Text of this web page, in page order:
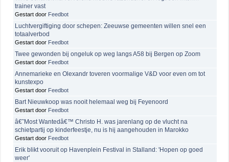
trainer vast
Gestart door Feedbot
Luchtvergiftiging door schepen: Zeeuwse gemeenten willen snel een
totaalverbod
Gestart door Feedbot
Twee gewonden bij ongeluk op weg langs A58 bij Bergen op Zoom
Gestart door Feedbot
Annemarieke en Olexandr toveren voormalige V&D voor even om tot
kunstexpo
Gestart door Feedbot
Bart Nieuwkoop was nooit helemaal weg bij Feyenoord
Gestart door Feedbot
â€˜Most Wantedâ€™ Christo H. was jarenlang op de vlucht na
schietpartij op kinderfeestje, nu is hij aangehouden in Marokko
Gestart door Feedbot
Erik blikt vooruit op Havenplein Festival in Stalland: 'Hopen op goed
weer'